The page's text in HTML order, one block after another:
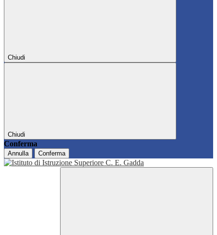
Chiudi
Chiudi
Conferma
Annulla Conferma